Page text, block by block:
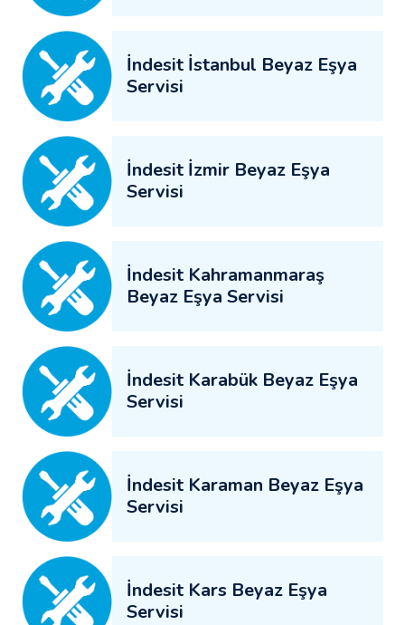
İndesit İstanbul Beyaz Eşya
Servisi
İndesit İzmir Beyaz Eşya
Servisi
İndesit Kahramanmaraş
Beyaz Eşya Servisi
İndesit Karabük Beyaz Eşya
Servisi
İndesit Karaman Beyaz Eşya
Servisi
İndesit Kars Beyaz Eşya
Servisi